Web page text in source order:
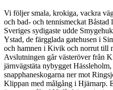
Vi följer smala, krokiga, vackra
och bad- och tennismeckat Båstad
Sveriges sydigaste udde
Ystad, de färgglada gatehusen i
och hamnen i Kivik och norrut till
Avslutningen går västeröver från
järnvägstäta nybygget
snapphaneskogarna ner mot
Klippan med målgång i Hjärnarp.